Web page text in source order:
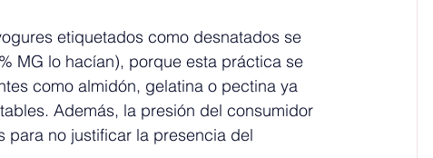
etiquetados como desnatados se
MG lo hacían), porque esta práctica se
como almidón, gelatina o pectina ya
Además, la presión del consumidor
para no justificar la presencia del